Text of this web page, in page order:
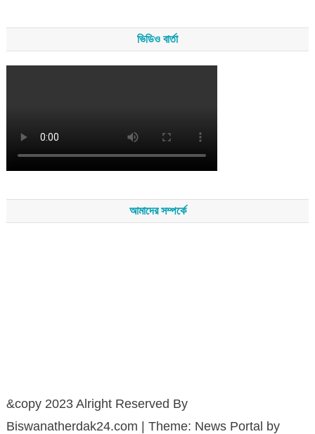
ভিডিও বার্তা
আমাদের সম্পর্কে
&copy 2023 Alright Reserved By
Biswanatherdak24.com | Theme: News Portal by